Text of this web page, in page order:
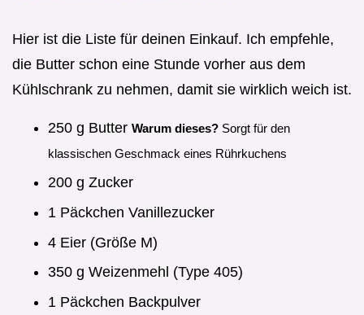
Hier ist die Liste für deinen Einkauf. Ich empfehle,
die Butter schon eine Stunde vorher aus dem
Kühlschrank zu nehmen, damit sie wirklich weich ist.
250 g Butter Warum dieses? Sorgt für den
klassischen Geschmack eines Rührkuchens
200 g Zucker
1 Päckchen Vanillezucker
4 Eier (Größe M)
350 g Weizenmehl (Type 405)
1 Päckchen Backpulver